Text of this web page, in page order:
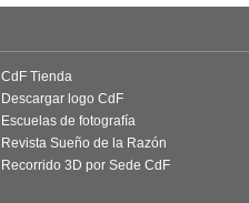
CdF Tienda
Descargar logo CdF
Escuelas de fotografía
Revista Sueño de la Razón
Recorrido 3D por Sede CdF